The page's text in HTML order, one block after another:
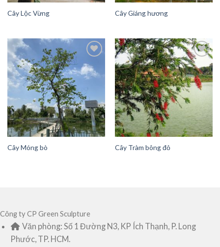
Cây Lộc Vừng Cây Giáng hương
Add to
Cây Móng bò
Add to
Wishlist
Cây Tràm bông đỏ
Công ty CP Green Sculpture
Văn phòng: Số 1 Đường N3, KP Ích Thạnh, P. Long
Phước, TP. HCM.